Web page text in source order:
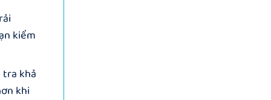
kiểm
tra khả
khi